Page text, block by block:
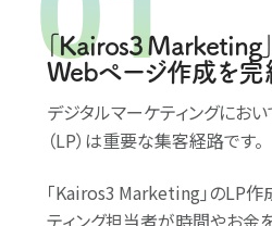
｢Kairos3 Marketing
Webページ作成を完
デジタルマーケティングにおい
（LP）は重要な集客経路です。
｢Kairos3 Marketing｣のLP作
ティング担当者が時間やお金